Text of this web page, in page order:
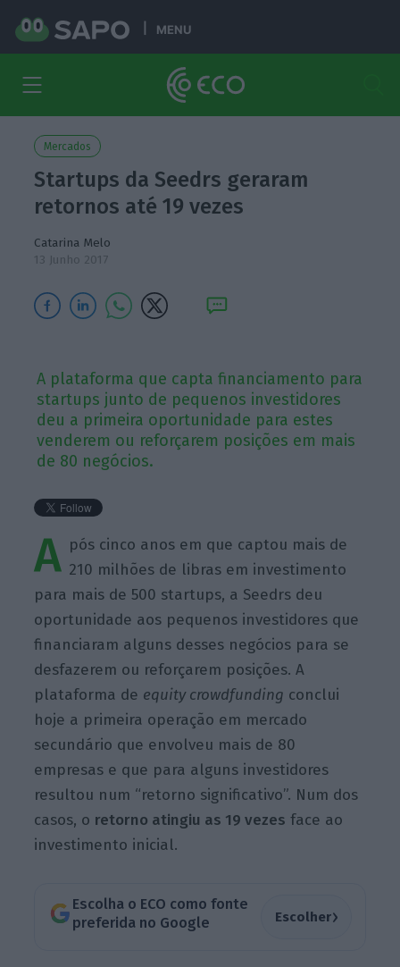
MENU
Mercados
Startups da Seedrs geraram
retornos até 19 vezes
Catarina Melo
13 Junho 2017
A plataforma que capta financiamento para
startups junto de pequenos investidores
deu a primeira oportunidade para estes
venderem ou reforçarem posições em mais
de 80 negócios.
A pós cinco anos em que captou mais de
210 milhões de libras em investimento
para mais de 500 startups, a Seedrs deu
oportunidade aos pequenos investidores que
financiaram alguns desses negócios para se
desfazerem ou reforçarem posições. A
plataforma de equity crowdfunding conclui
hoje a primeira operação em mercado
secundário que envolveu mais de 80
empresas e que para alguns investidores
resultou num “retorno significativo”. Num dos
casos, o retorno atingiu as 19 vezes face ao
investimento inicial.
Escolha o ECO como fonte
preferida no Google
Escolher›